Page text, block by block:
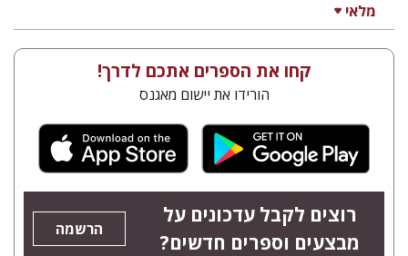
מלאי
קחו את הספרים אתכם לדרך!
הורידו את יישום מאגנס
רוצים לקבל עדכונים על
מבצעים וספרים חדשים?
הרשמה